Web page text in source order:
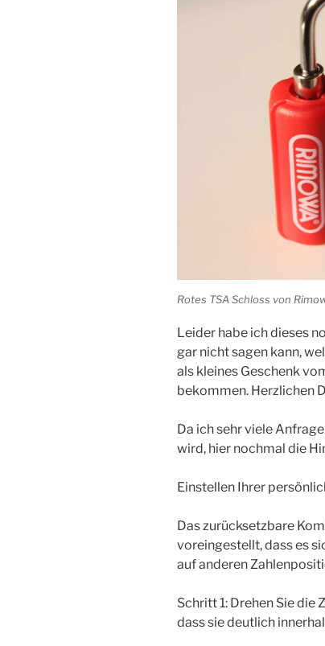
Rotes TSA Schloss von
Leider habe ich dieses
gar nicht sagen kann,
als kleines Geschenk
bekommen. Herzlichen
Da ich sehr viele
wird, hier nochmal die
Einstellen Ihrer
Das zurücksetzbare
voreingestellt, dass es
auf anderen
Schritt 1: Drehen Sie die
dass sie deutlich